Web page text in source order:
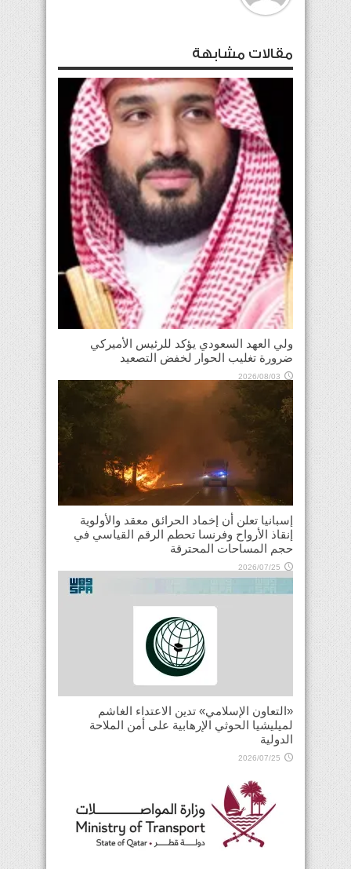
مقالات مشابهة
ولي العهد السعودي يؤكد للرئيس الأميركي
ضرورة تغليب الحوار لخفض التصعيد
2026/08/03
إسبانيا تعلن أن إخماد الحرائق معقد والأولوية
إنقاذ الأرواح وفرنسا تحطم الرقم القياسي في
حجم المساحات المحترقة
2026/07/25
«التعاون الإسلامي» تدين الاعتداء الغاشم
لميليشيا الحوثي الإرهابية على أمن الملاحة
الدولية
2026/07/25